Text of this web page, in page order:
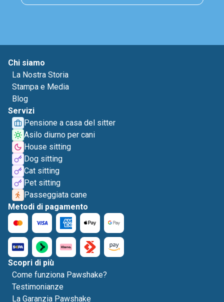
Chi siamo
La Nostra Storia
Stampa e Media
Blog
Servizi
Pensione a casa del sitter
Asilo diurno per cani
House sitting
Dog sitting
Cat sitting
Pet sitting
Passeggiata cane
Metodi di pagamento
Scopri di più
Come funziona Pawshake?
Testimonianze
La Garanzia Pawshake